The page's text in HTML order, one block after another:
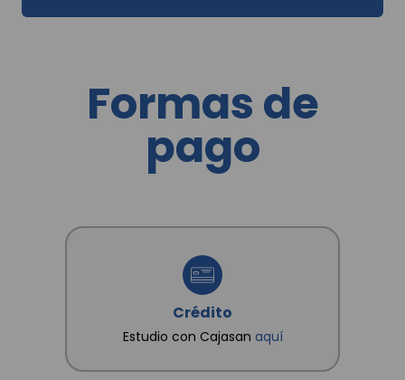
domicilio; y en general para las demás finalidades
conozco que como titular me asisten los derechos
a conocer, actualizar, rectificar y suprimir mis datos
y revocar la autorización. Igualmente declaro que
que suministro, para que CAJA SANTANDEREANA
DE SUBSIDIO FAMILIAR "CAJASAN" les dé
tratamiento conforme a las finalidades
Formas de
pago
Crédito
Estudio con Cajasan aquí